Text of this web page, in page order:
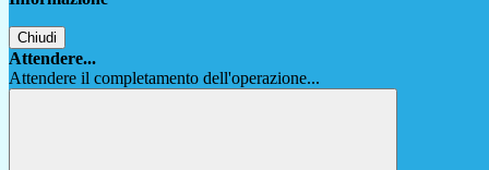
Chiudi
Attendere...
Attendere il completamento dell'operazione...